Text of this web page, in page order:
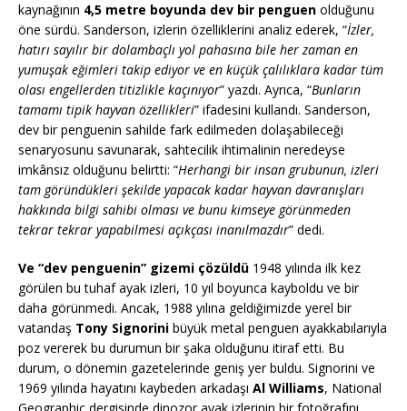
kaynağının 4,5 metre boyunda dev bir penguen olduğunu
öne sürdü. Sanderson, izlerin özelliklerini analiz ederek, “İzler,
hatırı sayılır bir dolambaçlı yol pahasına bile her zaman en
yumuşak eğimleri takip ediyor ve en küçük çalılıklara kadar tüm
olası engellerden titizlikle kaçınıyor” yazdı. Ayrıca, “Bunların
tamamı tipik hayvan özellikleri” ifadesini kullandı. Sanderson,
dev bir penguenin sahilde fark edilmeden dolaşabileceği
senaryosunu savunarak, sahtecilik ihtimalinin neredeyse
imkânsız olduğunu belirtti: “Herhangi bir insan grubunun, izleri
tam göründükleri şekilde yapacak kadar hayvan davranışları
hakkında bilgi sahibi olması ve bunu kimseye görünmeden
tekrar tekrar yapabilmesi açıkçası inanılmazdır” dedi.
Ve “dev penguenin” gizemi çözüldü 1948 yılında ilk kez
görülen bu tuhaf ayak izleri, 10 yıl boyunca kayboldu ve bir
daha görünmedi. Ancak, 1988 yılına geldiğimizde yerel bir
vatandaş Tony Signorini büyük metal penguen ayakkabılarıyla
poz vererek bu durumun bir şaka olduğunu itiraf etti. Bu
durum, o dönemin gazetelerinde geniş yer buldu. Signorini ve
1969 yılında hayatını kaybeden arkadaşı Al Williams, National